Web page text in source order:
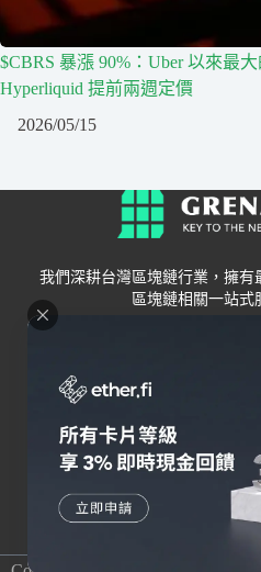
$CBRS 暴漲 90%：Uber 以來最
Hyperliquid 提前兩週定價
2026/05/15
我們深耕台灣區塊鏈行業，擁有
區塊鏈相關一站式
Grenade
關於我們
聯絡我們
錢包